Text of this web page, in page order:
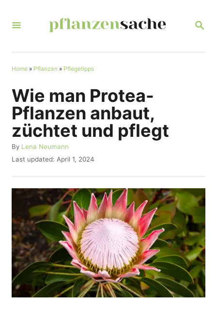
S
R
Home » Pflanzen » Pflegetipps
Wie man Protea-
Pflanzen anbaut,
züchtet und pflegt
By A
u
h
o
Lena Neumann
P
s
t
o
n
Last updated: April 1, 2024